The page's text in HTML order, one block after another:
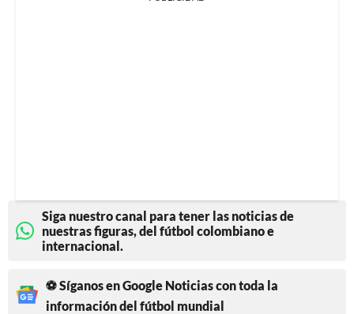
Siga nuestro canal para tener las noticias de
nuestras figuras, del fútbol colombiano e
internacional.
⚽ Síganos en Google Noticias con toda la
información del fútbol mundial